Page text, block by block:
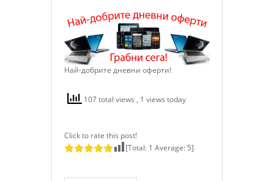
Най-добрите дневни оферти!
107 total views , 1 views today
Click to rate this post!
[Total: 1 Average: 5]